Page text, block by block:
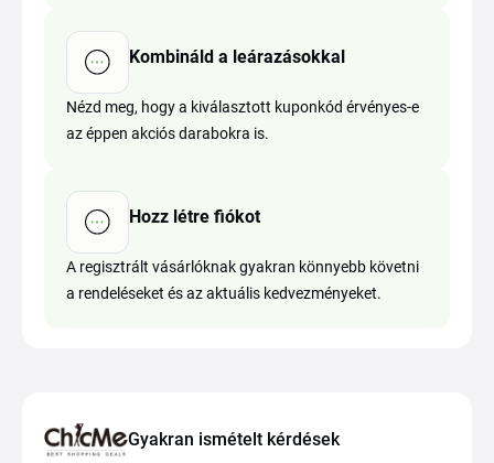
Kombináld a leárazásokkal
Nézd meg, hogy a kiválasztott kuponkód érvényes-e
az éppen akciós darabokra is.
Hozz létre fiókot
A regisztrált vásárlóknak gyakran könnyebb követni
a rendeléseket és az aktuális kedvezményeket.
Gyakran ismételt kérdések